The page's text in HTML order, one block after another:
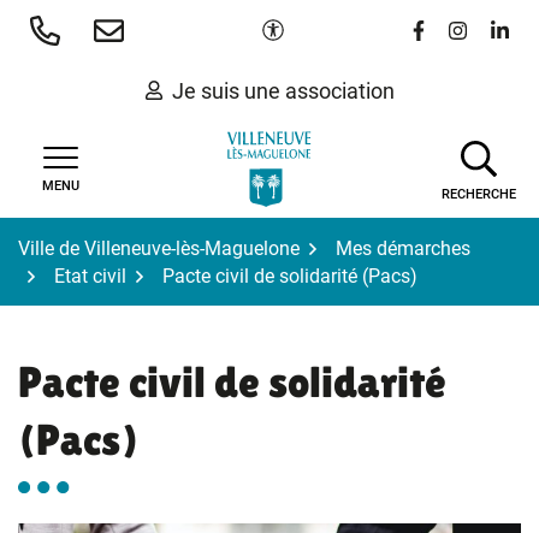
Aller
Paramètres d'accessibilité
Lien vers le
Lien vers
Lien
Je suis une association
MENU
RECHERCHE
Ville de Villeneuve-lès-Maguelone
Mes démarches
Etat civil
Pacte civil de solidarité (Pacs)
Pacte civil de solidarité
(Pacs)